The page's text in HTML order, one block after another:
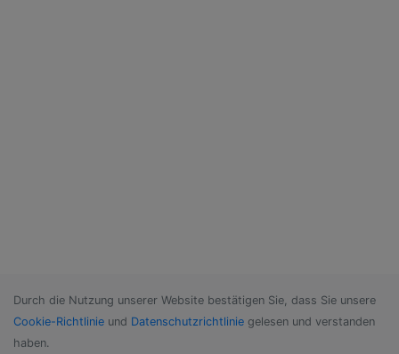
Durch die Nutzung unserer Website bestätigen Sie, dass Sie unsere
Cookie-Richtlinie und Datenschutzrichtlinie gelesen und verstanden
haben.